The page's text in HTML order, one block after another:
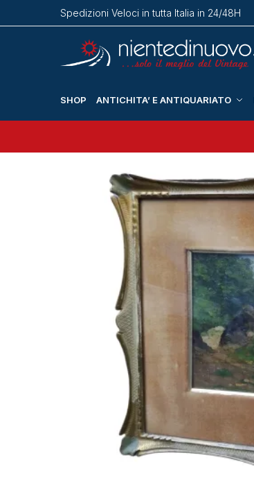
Spedizioni Veloci in tutta Italia in 24/48H
SHOP ANTICHITA’ E ANTIQUARIATO